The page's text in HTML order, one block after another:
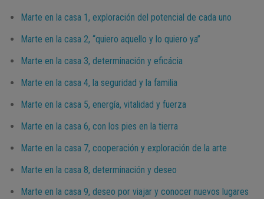
Marte en la casa 1, exploración del potencial de cada uno
Marte en la casa 2, “quiero aquello y lo quiero ya”
Marte en la casa 3, determinación y eficácia
Marte en la casa 4, la seguridad y la familia
Marte en la casa 5, energía, vitalidad y fuerza
Marte en la casa 6, con los pies en la tierra
Marte en la casa 7, cooperación y exploración de la arte
Marte en la casa 8, determinación y deseo
Marte en la casa 9, deseo por viajar y conocer nuevos lugares